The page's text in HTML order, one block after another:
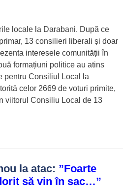
locale la Darabani. După ce
13 consilieri liberali și doar
interesele comunității în
formațiuni politice au atins
pentru Consiliul Local la
celor 2669 de voturi primite,
viitorul Consiliu Local de 13
la atac: ”Foarte
să vin în sac…”